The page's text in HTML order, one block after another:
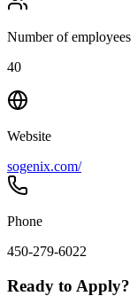
Number of employees
40
Website
sogenix.com/
Phone
450-279-6022
Ready to Apply?